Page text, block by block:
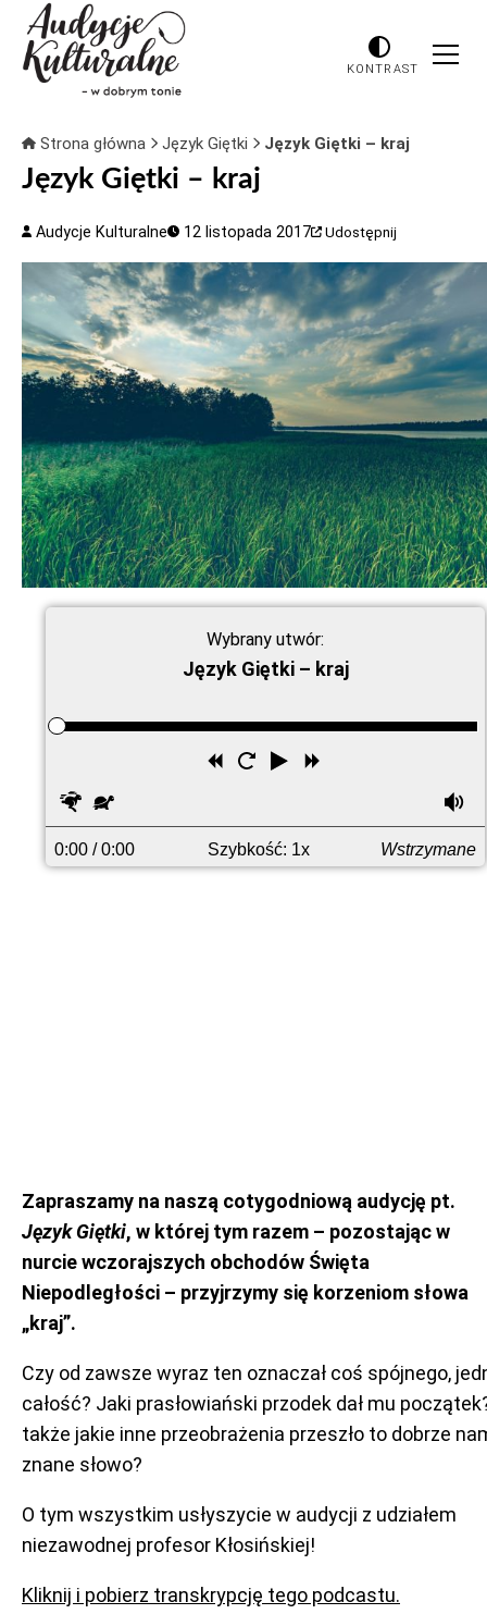
KONTRAST
Strona główna Język Giętki Język Giętki – kraj
Język Giętki – kraj
Audycje Kulturalne 12 listopada 2017 Udostępnij
Wybrany utwór:
Język Giętki – kraj
Odtwórz
Uruchom
Przewiń
przodu
Szybciej
0:00 / 0:00 Szybkość: 1x Wstrzymane
Zapraszamy na naszą cotygodniową audycję pt.
Język Giętki, w której tym razem – pozostając w
nurcie wczorajszych obchodów Święta
Niepodległości – przyjrzymy się korzeniom słowa
„kraj”.
Czy od zawsze wyraz ten oznaczał coś spójnego,
całość? Jaki prasłowiański przodek dał mu
także jakie inne przeobrażenia przeszło to dobrze
znane słowo?
O tym wszystkim usłyszycie w audycji z udziałem
niezawodnej profesor Kłosińskiej!
Kliknij i pobierz transkrypcję tego podcastu.